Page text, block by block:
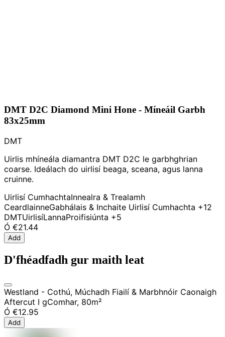
DMT D2C Diamond Mini Hone - Míneáil Garbh
83x25mm
DMT
Uirlis mhíneála diamantra DMT D2C le garbhghrian
coarse. Ideálach do uirlisí beaga, sceana, agus lanna
cruinne.
Uirlisí CumhachtaInnealra & Trealamh
CeardlainneGabhálais & Inchaite Uirlisí Cumhachta +12
DMTUirlisíLannaProifisiúnta +5
Ó €21.44
Add
D'fhéadfadh gur maith leat
Westland - Cothú, Múchadh Fiailí & Marbhnóir Caonaigh
Aftercut I gComhar, 80m²
Ó €12.95
Add